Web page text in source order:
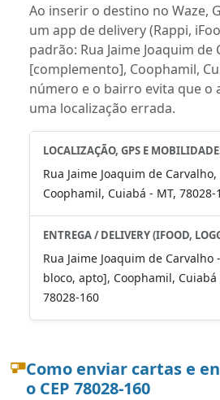
Ao inserir o destino no Waze,
um app de delivery (Rappi,
padrão: Rua Jaime Joaquim
[complemento], Coophamil,
número e o bairro evita que o
uma localização errada.
LOCALIZAÇÃO, GPS E
Rua Jaime Joaquim de Carvalho,
Coophamil, Cuiabá - MT, 78028-
ENTREGA / DELIVERY (IFOOD,
Rua Jaime Joaquim de Carvalho
bloco, apto], Coophamil, Cuiabá
78028-160
Como enviar cartas e
o CEP 78028-160